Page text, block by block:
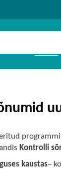
Kontrolli
kaustas–